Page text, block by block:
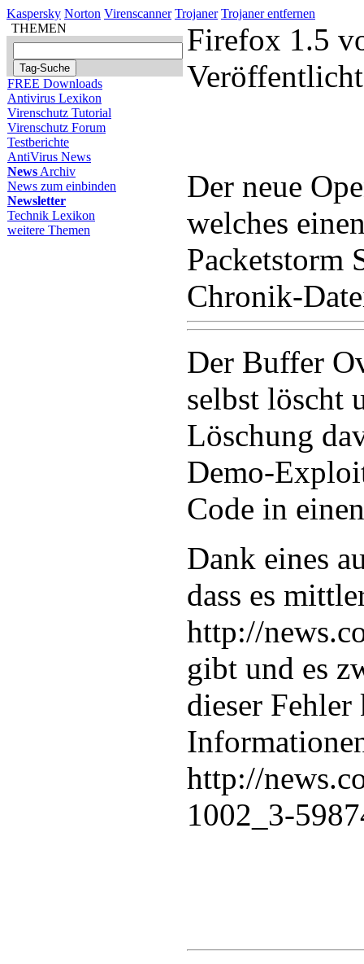
Kaspersky Norton Virenscanner Trojaner Trojaner entfernen
THEMEN
FREE Downloads
Antivirus Lexikon
Virenschutz Tutorial
Virenschutz Forum
Testberichte
AntiVirus News
News Archiv
News zum einbinden
Newsletter
Technik Lexikon
weitere Themen
Firefox 1.5
Der neue
welches
Packetstorm
Chronik-
Der Buffer
selbst löscht
Löschung
Demo-
Code in
Dank eines
dass es
http://
gibt und es
dieser
http://
1002_3-